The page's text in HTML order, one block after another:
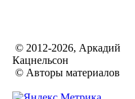
© 2012-2026, Аркадий
Кацнельсон
© Авторы материалов